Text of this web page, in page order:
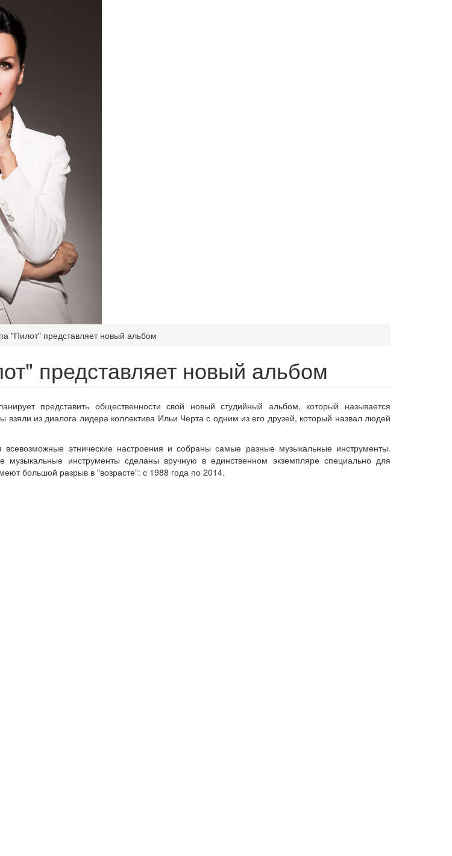
"Пилот" представляет новый альбом
представляет новый альбом
представить общественности свой новый студийный альбом, который называется
взяли из диалога лидера коллектива Ильи Черта с одним из его друзей, который назвал людей
всевозможные этнические настроения и собраны самые разные музыкальные инструменты.
музыкальные инструменты сделаны вручную в единственном экземпляре специально для
большой разрыв в "возрасте": с 1988 года по 2014.